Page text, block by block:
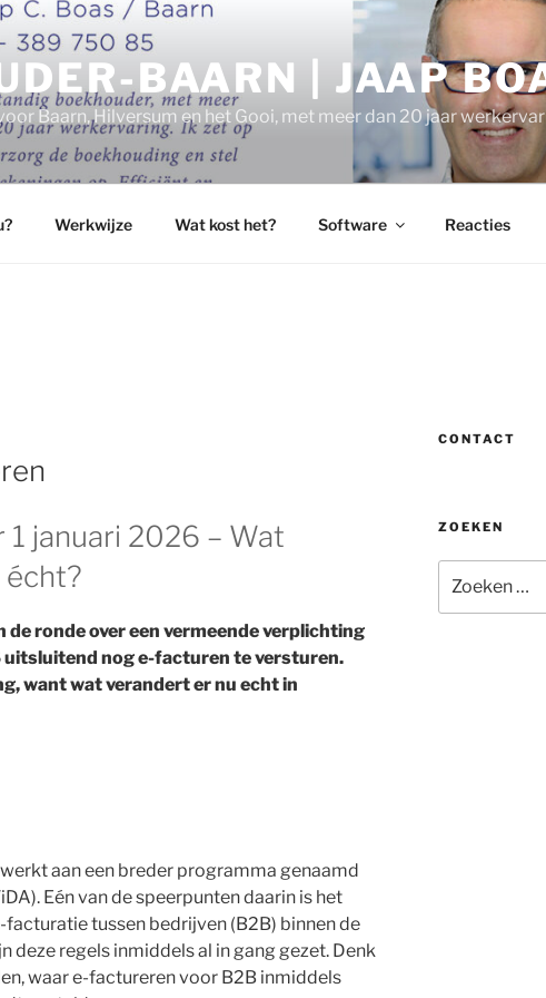
BAARN | JAAP
Baarn, Hilversum en het Gooi, met meer dan 20 jaar
Werkwijze Wat kost het? Software Reacties
januari 2026 – Wat
écht?
de ronde over een vermeende verplichting
uitsluitend nog e-facturen te versturen.
want wat verandert er nu echt in
aan een breder programma genaamd
Eén van de speerpunten daarin is het
tussen bedrijven (B2B) binnen de
deze regels inmiddels al in gang gezet. Denk
waar e-factureren voor B2B inmiddels
CONTACT
ZOEKEN
naar: